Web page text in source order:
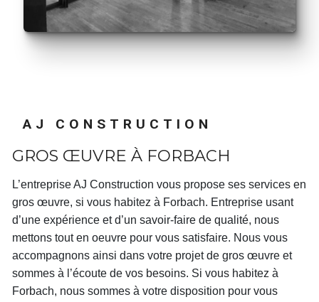
AJ CONSTRUCTION
GROS ŒUVRE À FORBACH
L’entrepriseAJ Construction vous propose ses services en
gros œuvre, si vous habitez à Forbach. Entreprise usant
d’une expérience et d’un savoir-faire de qualité, nous
mettons tout en oeuvre pour vous satisfaire. Nous vous
accompagnons ainsi dans votre projet de gros œuvre et
sommes à l’écoute de vos besoins. Si vous habitez à
Forbach, nous sommes à votre disposition pour vous